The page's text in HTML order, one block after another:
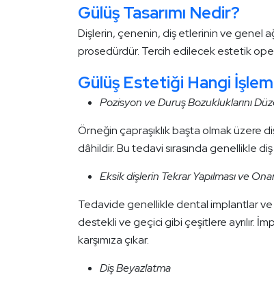
Gülüş Tasarımı Nedir?
Dişlerin, çenenin, diş etlerinin ve genel
prosedürdür. Tercih edilecek estetik
Gülüş Estetiği Hangi
Pozisyon ve Duruş Bozukluklarını
Örneğin çapraşıklık başta olmak üzere
dâhildir. Bu tedavi sırasında genellikle
Eksik dişlerin Tekrar Yapılması ve
Tedavide genellikle dental implantlar ve
destekli ve geçici gibi çeşitlere ayrılır.
karşımıza çıkar.
Diş Beyazlatma